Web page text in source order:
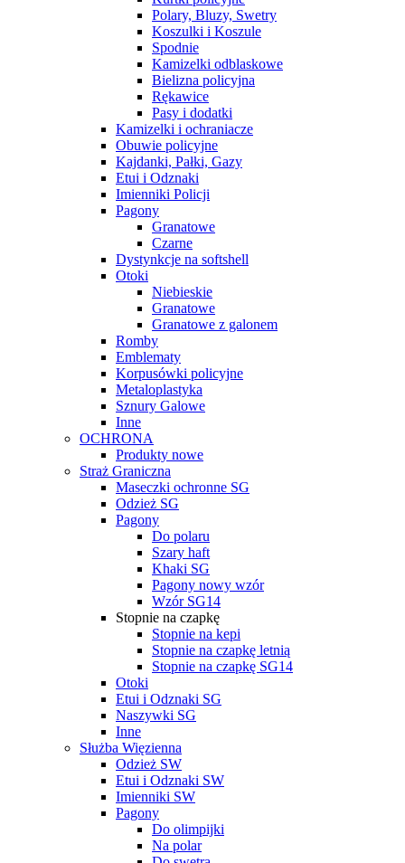
Polary, Bluzy, Swetry
Koszulki i Koszule
Spodnie
Kamizelki odblaskowe
Bielizna policyjna
Rękawice
Pasy i dodatki
Kamizelki i ochraniacze
Obuwie policyjne
Kajdanki, Pałki, Gazy
Etui i Odznaki
Imienniki Policji
Pagony
Granatowe
Czarne
Dystynkcje na softshell
Otoki
Niebieskie
Granatowe
Granatowe z galonem
Romby
Emblematy
Korpusówki policyjne
Metaloplastyka
Sznury Galowe
Inne
OCHRONA
Produkty nowe
Straż Graniczna
Maseczki ochronne SG
Odzież SG
Pagony
Do polaru
Szary haft
Khaki SG
Pagony nowy wzór
Wzór SG14
Stopnie na czapkę
Stopnie na kepi
Stopnie na czapkę letnią
Stopnie na czapkę SG14
Otoki
Etui i Odznaki SG
Naszywki SG
Inne
Służba Więzienna
Odzież SW
Etui i Odznaki SW
Imienniki SW
Pagony
Do olimpijki
Na polar